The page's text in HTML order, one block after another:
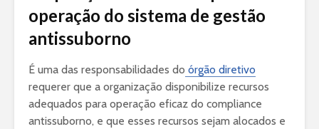
operação do sistema de gestão
antissuborno
É uma das responsabilidades do órgão diretivo
requerer que a organização disponibilize recursos
adequados para operação eficaz do compliance
antissuborno, e que esses recursos sejam alocados e